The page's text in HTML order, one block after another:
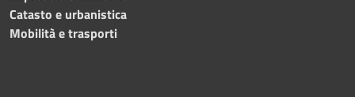
Catasto e urbanistica
Mobilità e trasporti